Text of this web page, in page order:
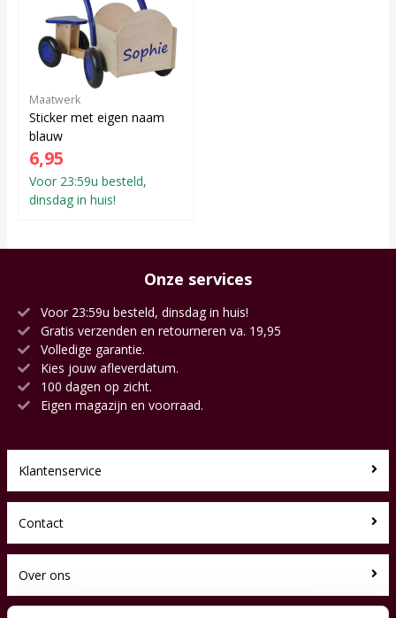
Maatwerk
Sticker met eigen naam
blauw
6,95
Voor 23:59u besteld,
dinsdag in huis!
Onze services
Voor 23:59u besteld, dinsdag in huis!
Gratis verzenden en retourneren va. 19,95
Volledige garantie.
Kies jouw afleverdatum.
100 dagen op zicht.
Eigen magazijn en voorraad.
Klantenservice
Contact
Over ons